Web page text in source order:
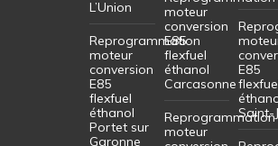
L’Union
Reprogrammation
moteur
conversion
E85
flexfuel
éthanol
Portet sur
Garonne
moteur
conversion
E85
flexfuel
éthanol
Carcasonne
Reprogrammation
moteur
E85
Saint-